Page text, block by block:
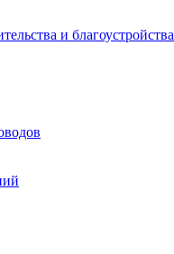
и благоустройства